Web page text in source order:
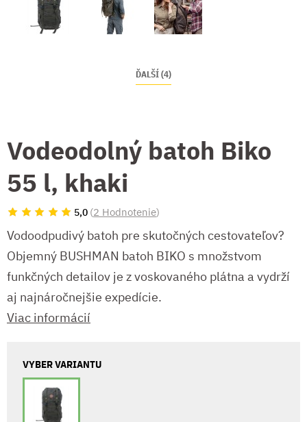
ĎALŠÍ (4)
Vodeodolný batoh Biko
55 l, khaki
5,0 (2 Hodnotenie)
Vodoodpudivý batoh pre skutočných cestovateľov?
Objemný BUSHMAN batoh BIKO s množstvom
funkčných detailov je z voskovaného plátna a vydrží
aj najnáročnejšie expedície.
Viac informácií
VYBER VARIANTU